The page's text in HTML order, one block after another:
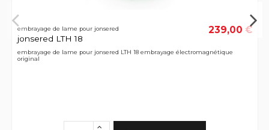
embrayage de lame pour jonsered
jonsered LTH 18
239,00 €
embrayage de lame pour jonsered LTH 18 embrayage électromagnétique
original